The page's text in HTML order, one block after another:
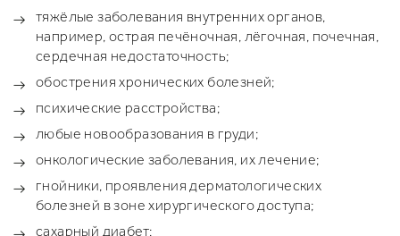
тяжёлые заболевания внутренних органов,
например, острая печёночная, лёгочная, почечная,
сердечная недостаточность;
обострения хронических болезней;
психические расстройства;
любые новообразования в груди;
онкологические заболевания, их лечение;
гнойники, проявления дерматологических
болезней в зоне хирургического доступа;
сахарный диабет;